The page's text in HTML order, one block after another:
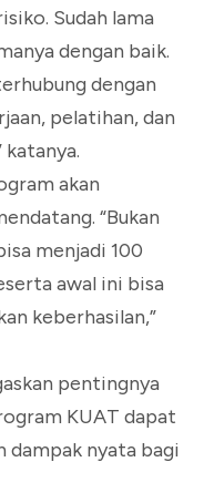
Sudah lama
dengan baik.
dengan
pelatihan, dan
katanya.
akan
“Bukan
menjadi 100
awal ini bisa
keberhasilan,”
pentingnya
KUAT dapat
dampak nyata bagi